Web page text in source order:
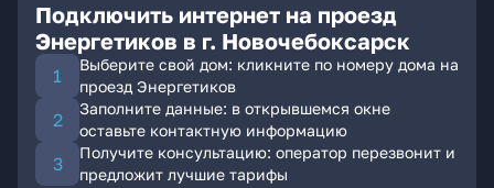
Подключить интернет на проезд
Энергетиков в г. Новочебоксарск
Выберите свой дом: кликните по номеру дома на
проезд Энергетиков
Заполните данные: в открывшемся окне
оставьте контактную информацию
Получите консультацию: оператор перезвонит и
предложит лучшие тарифы